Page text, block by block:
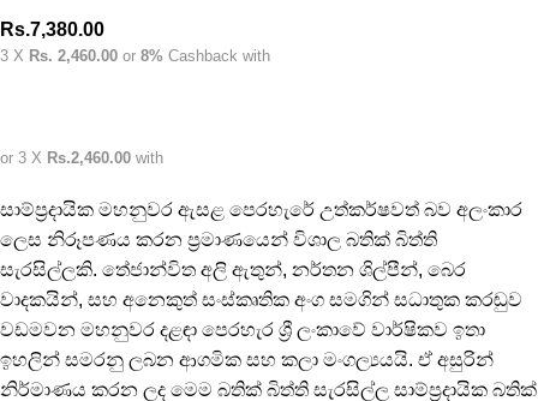
Rs.7,380.00
3 X Rs. 2,460.00 or 8% Cashback with
or 3 X Rs.2,460.00 with
සාම්ප්‍රදායික මහනුවර ඇසළ පෙරහැරේ උත්කර්ෂවත් බව අලංකාර
ලෙස නිරූපණය කරන ප්‍රමාණයෙන් විශාල බතික් බිත්ති
සැරසිල්ලකි. තේජාන්විත අලි ඇතුන්, නර්තන ශිල්පීන්, බෙර
වාදකයින්, සහ අනෙකුත් සංස්කෘතික අංග සමගින් සධාතුක කරඬුව
වඩමවන මහනුවර දළඳා පෙරහැර ශ්‍රී ලංකාවේ වාර්ෂිකව ඉතා
ඉහලින් සමරනු ලබන ආගමික සහ කලා මංගල්‍යයයි. ඒ අසුරින්
නිර්මාණය කරන ලද මෙම බතික් බිත්ති සැරසිල්ල සාම්ප්‍රදායික බතික්